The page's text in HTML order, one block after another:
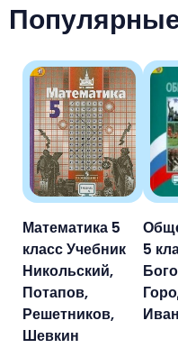
Математика 5
класс Учебник
Никольский,
Потапов,
Решетников,
Шевкин
5